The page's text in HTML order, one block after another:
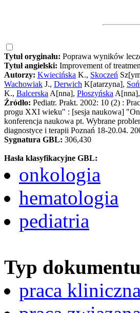
Tytuł oryginału: Poprawa wyników
Tytuł angielski: Improvement of
Autorzy: Kwiecińska K., Skoczeń
Wachowiak J., Derwich K[atarzyna],
K., Balcerska A[nna], Płoszyńska A[nna],
Źródło: Pediatr. Prakt. 2002: 10 (2) :
progu XXI wieku" : [sesja naukowa]
konferencja naukowa pt. Wybrane
diagnostyce i terapii Poznań 18-20.04.
Sygnatura GBL: 306,430
Hasła klasyfikacyjne GBL:
onkologia
hematologia
pediatria
Typ
praca kliniczna